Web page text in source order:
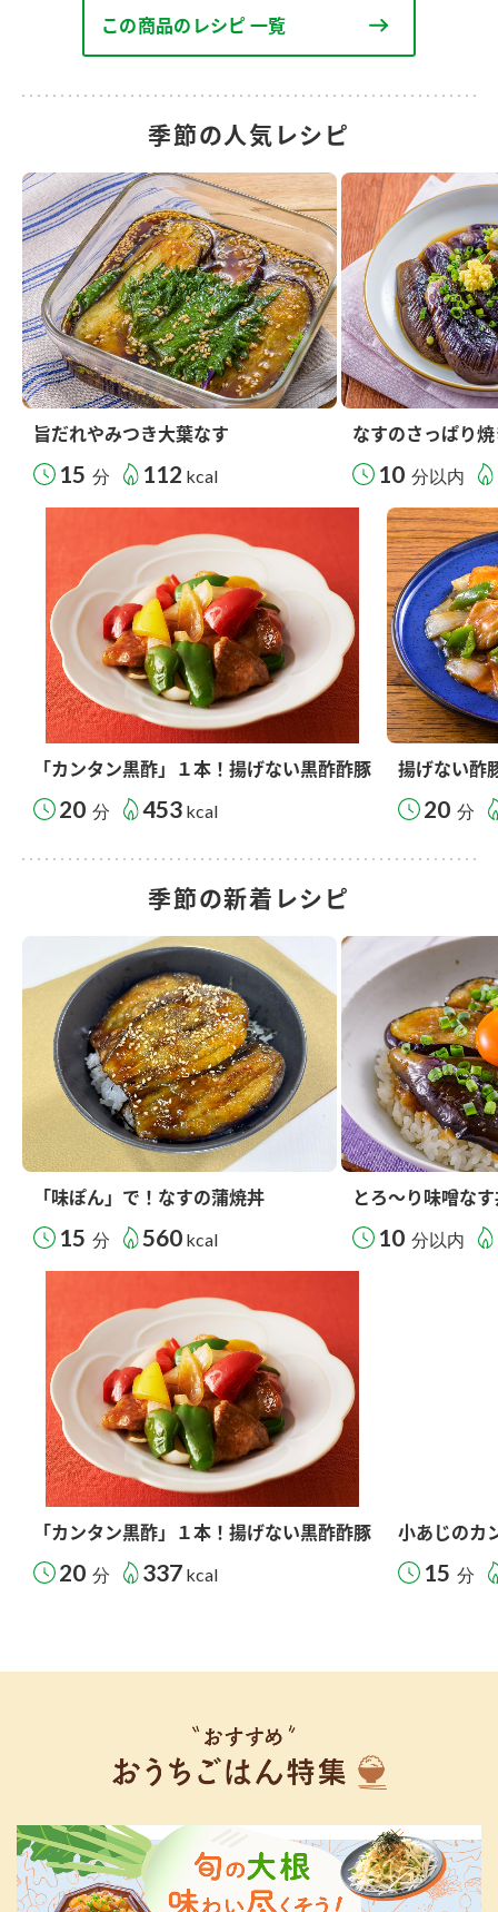
この商品のレシピ 一覧
季節の人気レシピ
旨だれやみつき大葉なす
15 分 112 kcal
なすのさっぱり
10 分以内
「カンタン黒酢」１本！揚げない黒酢酢豚
20 分 453 kcal
揚げない酢
20 分
季節の新着レシピ
「味ぽん」で！なすの蒲焼丼
15 分 560 kcal
とろ～り味噌な
10 分以内
「カンタン黒酢」１本！揚げない黒酢酢豚
20 分 337 kcal
小あじのカ
15 分